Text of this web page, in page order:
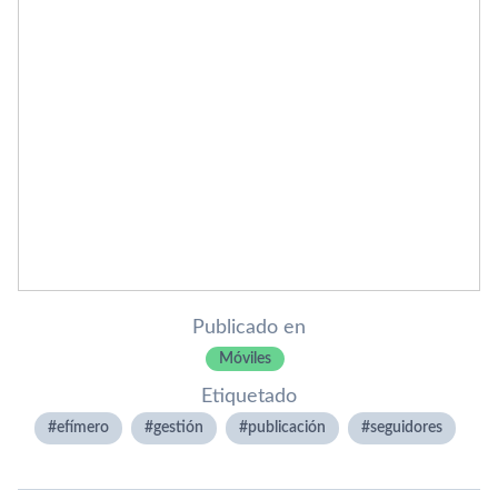
Publicado en
Móviles
Etiquetado
efí­mero gestión publicación seguidores